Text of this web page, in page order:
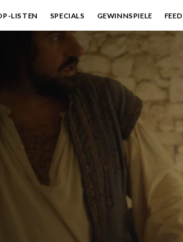
LISTEN SPECIALS GEWINNSPIELE FEED